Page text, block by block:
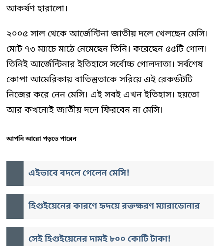
আকর্ষণ হারালো।
২০০৫ সাল থেকে আর্জেন্টিনা জাতীয় দলে খেলছেন মেসি।
মোট ৭৩ ম্যাচে মাঠে নেমেছেন তিনি। করেছেন ৫৫টি গোল।
তিনিই আর্জেন্টিনার ইতিহাসে সর্বোচ্চ গোলদাতা। সর্বশেষ
কোপা আমেরিকায় বাতিস্তুতাকে সরিয়ে এই রেকর্ডটটি
নিজের করে নেন মেসি। এই সবই এখন ইতিহাস। হয়তো
আর কখনোই জাতীয় দলে ফিরবেন না মেসি।
আপনি আরো পড়তে পারেন
এইভাবে বদলে গেলেন মেসি!
হিগুইয়েনের কারণে হৃদয়ে রক্তক্ষরণ ম্যারাডোনার
সেই হিগুইয়েনের দামই ৮০০ কোটি টাকা!